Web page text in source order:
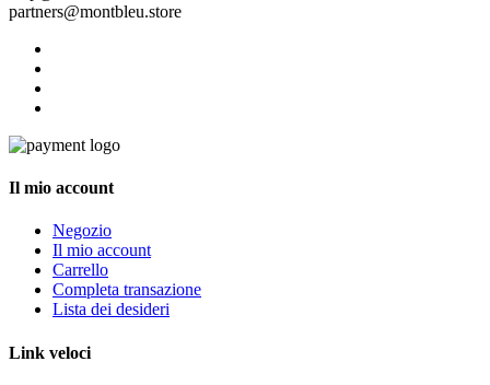
partners@montbleu.store
Il mio account
Negozio
Il mio account
Carrello
Completa transazione
Lista dei desideri
Link veloci